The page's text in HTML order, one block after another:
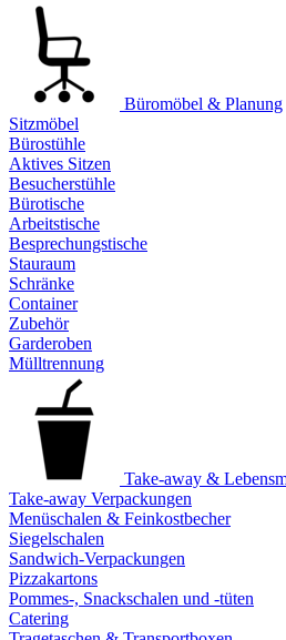
Büromöbel & Planung
Sitzmöbel
Bürostühle
Aktives Sitzen
Besucherstühle
Bürotische
Arbeitstische
Besprechungstische
Stauraum
Schränke
Container
Zubehör
Garderoben
Mülltrennung
Take-away &
Take-away Verpackungen
Menüschalen & Feinkostbecher
Siegelschalen
Sandwich-Verpackungen
Pizzakartons
Pommes-, Snackschalen und -tüten
Catering